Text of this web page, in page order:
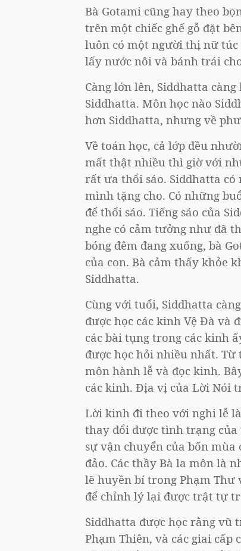
Bà Gotami cũng hay theo
trên một chiếc ghế gỗ đặt
luôn có một người thị nữ
lấy nước nôi và bánh trái
Càng lớn lên, Siddhatta
Siddhatta. Môn học nào
hơn Siddhatta, nhưng về
Về toán học, cả lớp đều
mất thật nhiều thì giờ với
rất ưa thổi sáo. Siddhatta có
mình tặng cho. Có những
để thổi sáo. Tiếng sáo của
nghe có cảm tưởng như đã
bóng đêm đang xuống, bà
của con. Bà cảm thấy khỏe
Siddhatta.
Cùng với tuổi, Siddhatta
được học các kinh Vệ Đà và
các bài tụng trong các kinh
được học hỏi nhiều nhất. Từ
môn hành lễ và đọc kinh.
các kinh. Địa vị của Lời Nói
Lời kinh đi theo với nghi lễ
thay đổi được tình trạng
sự vận chuyển của bốn
đảo. Các thầy Bà la môn là
lẽ huyền bí trong Phạm
để chỉnh lý lại được trật tự
Siddhatta được học rằng vũ
Phạm Thiên, và các giai